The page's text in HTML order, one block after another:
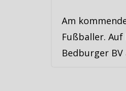
Am
Fußballer.
Bedburger